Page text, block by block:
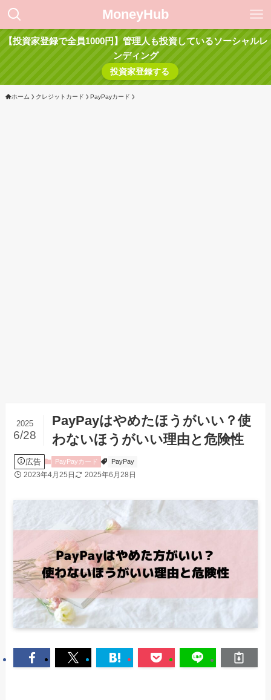
MoneyHub
【投資家登録で全員1000円】管理人も投資しているソーシャルレ
ンディング
投資家登録する
ホーム クレジットカード PayPayカード
PayPayはやめたほうがいい？使
わないほうがいい理由と危険性
2025
6/28
広告 PayPayカード PayPay
2023年4月25日 2025年6月28日